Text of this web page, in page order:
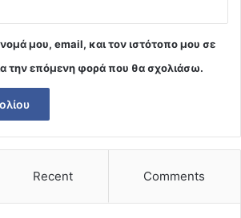
μου, email, και τον ιστότοπο μου σε
την επόμενη φορά που θα σχολιάσω.
Recent Comments